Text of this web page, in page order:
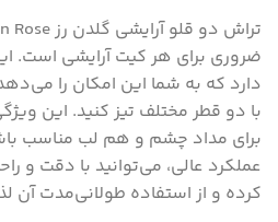
ضروری برای هر کیت آرایشی است.
دارد که به شما این امکان را
با دو قطر مختلف تیز کنید. این
برای مداد چشم و هم لب مناسب
عملکرد عالی، می‌توانید با دقت و
کرده و از استفاده طولانی‌مدت آن